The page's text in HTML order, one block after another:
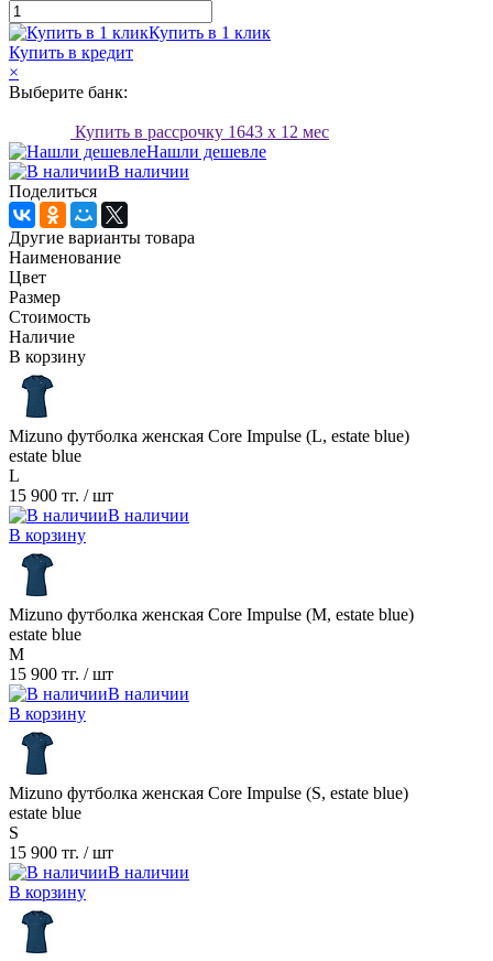
Купить в 1 клик
Купить в кредит
×
Выберите банк:
Купить в рассрочку 1643 x 12 мес
Нашли дешевле
В наличии
Поделиться
Другие варианты товара
Наименование
Цвет
Размер
Стоимость
Наличие
В корзину
Mizuno футболка женская Core Impulse (L, estate blue)
estate blue
L
15 900 тг. / шт
В наличии
В корзину
Mizuno футболка женская Core Impulse (M, estate blue)
estate blue
M
15 900 тг. / шт
В наличии
В корзину
Mizuno футболка женская Core Impulse (S, estate blue)
estate blue
S
15 900 тг. / шт
В наличии
В корзину